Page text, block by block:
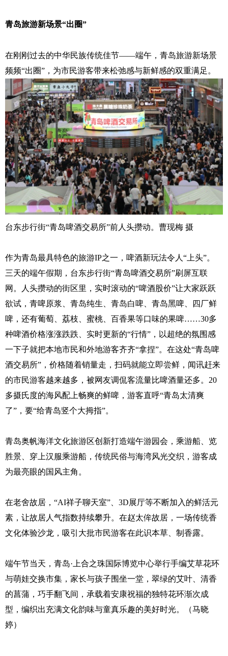
青岛旅游新场景“出圈”
在刚刚过去的中华民族传统佳节——端午，青岛旅游新场景
频频“出圈”，为市民游客带来松弛感与新鲜感的双重满足。
台东步行街“青岛啤酒交易所”前人头攒动。曹现梅 摄
作为青岛最具特色的旅游IP之一，啤酒新玩法令人“上头”。
三天的端午假期，台东步行街“青岛啤酒交易所”刷屏互联
网。人头攒动的街区里，实时滚动的“啤酒股价”让大家跃跃
欲试，青啤原浆、青岛纯生、青岛白啤、青岛黑啤、四厂鲜
啤，还有葡萄、荔枝、蜜桃、百香果等口味的果啤……30多
种啤酒价格涨涨跌跌、实时更新的“行情”，以超绝的氛围感
一下子就把本地市民和外地游客齐齐“拿捏”。在这处“青岛啤
酒交易所”，价格随着销量走，扫码就能立即尝鲜，闻讯赶来
的市民游客越来越多，被网友调侃客流量比啤酒量还多。20
多摄氏度的海风配上畅爽的鲜啤，游客直呼“青岛太清爽
了”，要“给青岛竖个大拇指”。
青岛奥帆海洋文化旅游区创新打造端午游园会，乘游船、览
胜景、穿上汉服乘游船，传统民俗与海湾风光交织，游客成
为最亮眼的国风主角。
在老舍故居，“AI祥子聊天室”、3D展厅等不断加入的鲜活元
素，让故居人气指数持续攀升。在赵太侔故居，一场传统香
文化体验沙龙，吸引大批市民游客在此识本草、制香露。
端午节当天，青岛·上合之珠国际博览中心举行手编艾草花环
与萌娃交换市集，家长与孩子围坐一堂，翠绿的艾叶、清香
的菖蒲，巧手翻飞间，承载着安康祝福的独特花环渐次成
型，编织出充满文化韵味与童真乐趣的美好时光。（马晓
婷）